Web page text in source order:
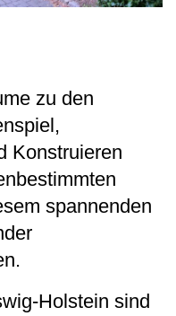
zu den
Konstruieren
spannenden
Holstein sind